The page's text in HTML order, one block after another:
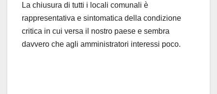
La chiusura di tutti i locali comunali è
rappresentativa e sintomatica della condizione
critica in cui versa il nostro paese e sembra
davvero che agli amministratori interessi poco.